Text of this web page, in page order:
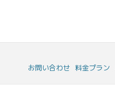
お問い合わせ 料金プラン